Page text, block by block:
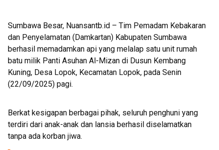
Sumbawa Besar, Nuansantb.id – Tim Pemadam Kebakaran
dan Penyelamatan (Damkartan) Kabupaten Sumbawa
berhasil memadamkan api yang melalap satu unit rumah
batu milik Panti Asuhan Al-Mizan di Dusun Kembang
Kuning, Desa Lopok, Kecamatan Lopok, pada Senin
(22/09/2025) pagi.
Berkat kesigapan berbagai pihak, seluruh penghuni yang
terdiri dari anak-anak dan lansia berhasil diselamatkan
tanpa ada korban jiwa.